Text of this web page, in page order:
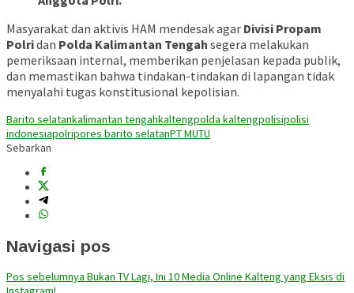
Masyarakat dan aktivis HAM mendesak agar Divisi Propam
Polridan Polda Kalimantan Tengah segera melakukan
pemeriksaan internal, memberikan penjelasan kepada publik,
dan memastikan bahwa tindakan-tindakan di lapangan tidak
menyalahi tugas konstitusional kepolisian.
Barito selatankalimantan tengahkaltengpolda kaltengpolisipolisi
indonesiapolripores barito selatanPT MUTU
Sebarkan
Navigasi pos
Pos sebelumnya Bukan TV Lagi, Ini 10 Media Online Kalteng yang Eksis di